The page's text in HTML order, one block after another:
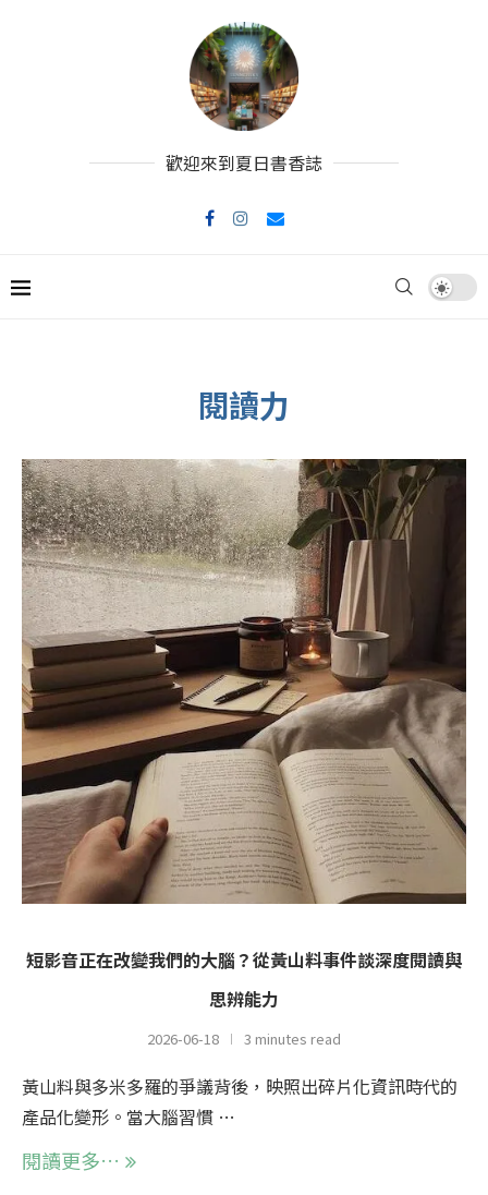
歡迎來到夏日書香誌
閱讀力
短影音正在改變我們的大腦？從黃山料事件談深度閱讀與
思辨能力
2026-06-18 3 minutes read
黃山料與多米多羅的爭議背後，映照出碎片化資訊時代的
產品化變形。當大腦習慣 …
閱讀更多…